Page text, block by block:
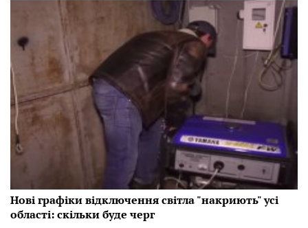
Нові графіки відключення світла "накриють" усі
області: скільки буде черг